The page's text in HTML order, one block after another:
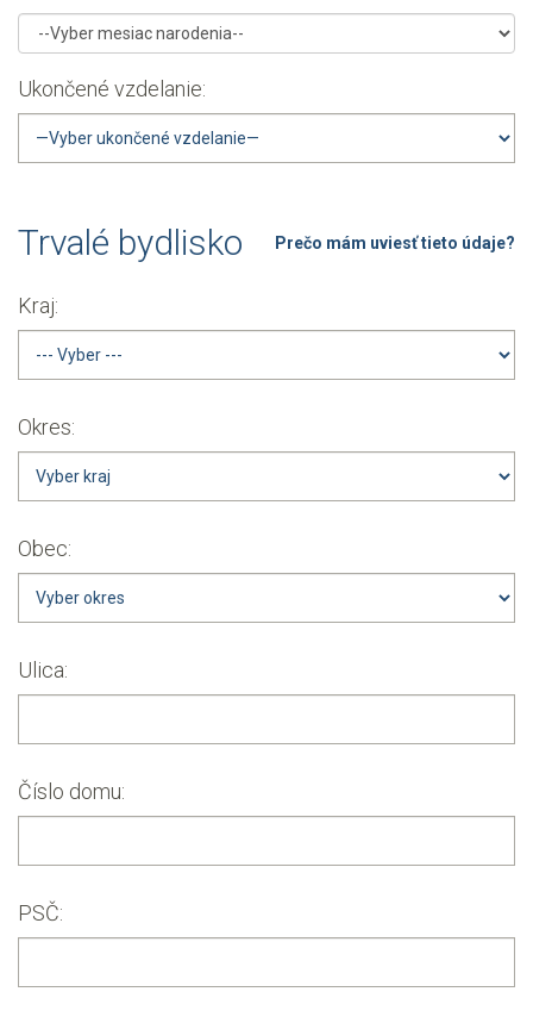
Ukončené vzdelanie:
Trvalé bydlisko Prečo mám uviesť tieto údaje?
Kraj:
Okres:
Obec:
Ulica:
Číslo domu:
PSČ: